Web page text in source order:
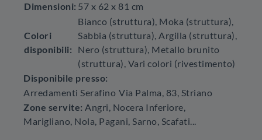
Dimensioni: 57 x 62 x 81 cm
Colori
disponibili:
Bianco (struttura), Moka (struttura),
Sabbia (struttura), Argilla (struttura),
Nero (struttura), Metallo brunito
(struttura), Vari colori (rivestimento)
Disponibile presso:
Arredamenti Serafino Via Palma, 83, Striano
Zone servite: Angri, Nocera Inferiore,
Marigliano, Nola, Pagani, Sarno, Scafati...